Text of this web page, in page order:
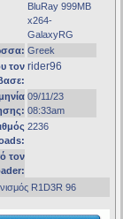
BluRay 999MB
x264-
GalaxyRG
Greek
τον rider96
09/11/23
08:33am
2236
τον
R1D3R 96